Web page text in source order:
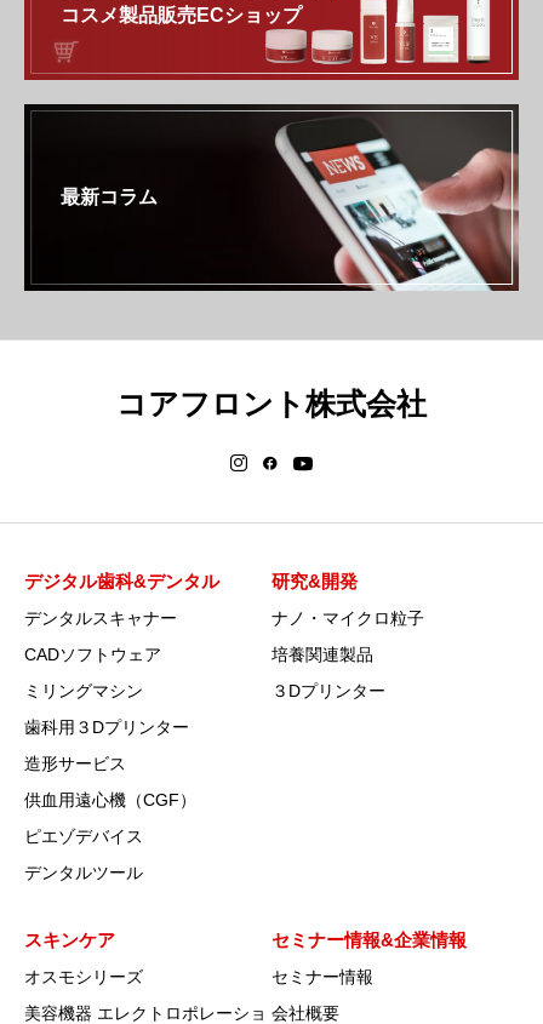
コスメ製品販売ECショップ
最新コラム
コアフロント株式会社
デジタル歯科&デンタル
デンタルスキャナー
CADソフトウェア
ミリングマシン
歯科用３Dプリンター
造形サービス
供血用遠心機（CGF）
ピエゾデバイス
デンタルツール
研究&開発
ナノ・マイクロ粒子
培養関連製品
３Dプリンター
スキンケア
オスモシリーズ
美容機器 エレクトロポレーショ
セミナー情報&企業情報
セミナー情報
会社概要